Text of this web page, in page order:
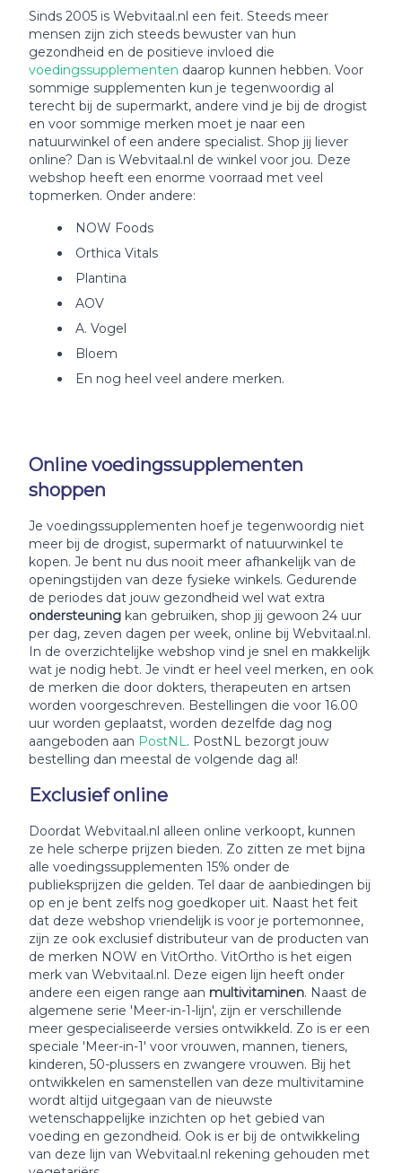
Sinds 2005 is Webvitaal.nl een feit. Steeds meer
mensen zijn zich steeds bewuster van hun
gezondheid en de positieve invloed die
voedingssupplementen daarop kunnen hebben. Voor
sommige supplementen kun je tegenwoordig al
terecht bij de supermarkt, andere vind je bij de drogist
en voor sommige merken moet je naar een
natuurwinkel of een andere specialist. Shop jij liever
online? Dan is Webvitaal.nl de winkel voor jou. Deze
webshop heeft een enorme voorraad met veel
topmerken. Onder andere:
NOW Foods
Orthica Vitals
Plantina
AOV
A. Vogel
Bloem
En nog heel veel andere merken.
Online voedingssupplementen
shoppen
Je voedingssupplementen hoef je tegenwoordig niet
meer bij de drogist, supermarkt of natuurwinkel te
kopen. Je bent nu dus nooit meer afhankelijk van de
openingstijden van deze fysieke winkels. Gedurende
de periodes dat jouw gezondheid wel wat extra
ondersteuning kan gebruiken, shop jij gewoon 24 uur
per dag, zeven dagen per week, online bij Webvitaal.nl.
In de overzichtelijke webshop vind je snel en makkelijk
wat je nodig hebt. Je vindt er heel veel merken, en ook
de merken die door dokters, therapeuten en artsen
worden voorgeschreven. Bestellingen die voor 16.00
uur worden geplaatst, worden dezelfde dag nog
aangeboden aan PostNL. PostNL bezorgt jouw
bestelling dan meestal de volgende dag al!
Exclusief online
Doordat Webvitaal.nl alleen online verkoopt, kunnen
ze hele scherpe prijzen bieden. Zo zitten ze met bijna
alle voedingssupplementen 15% onder de
publieksprijzen die gelden. Tel daar de aanbiedingen bij
op en je bent zelfs nog goedkoper uit. Naast het feit
dat deze webshop vriendelijk is voor je portemonnee,
zijn ze ook exclusief distributeur van de producten van
de merken NOW en VitOrtho. VitOrtho is het eigen
merk van Webvitaal.nl. Deze eigen lijn heeft onder
andere een eigen range aan multivitaminen. Naast de
algemene serie 'Meer-in-1-lijn', zijn er verschillende
meer gespecialiseerde versies ontwikkeld. Zo is er een
speciale 'Meer-in-1' voor vrouwen, mannen, tieners,
kinderen, 50-plussers en zwangere vrouwen. Bij het
ontwikkelen en samenstellen van deze multivitamine
wordt altijd uitgegaan van de nieuwste
wetenschappelijke inzichten op het gebied van
voeding en gezondheid. Ook is er bij de ontwikkeling
van deze lijn van Webvitaal.nl rekening gehouden met